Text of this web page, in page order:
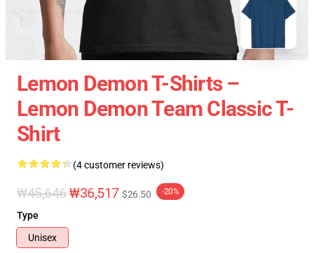
Lemon Demon T-Shirts –
Lemon Demon Team Classic T-
Shirt
(4 customer reviews)
₩45,646₩36,517 $26.50 -20%
Type
Unisex